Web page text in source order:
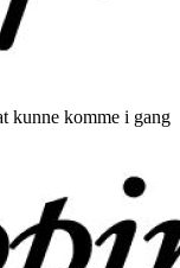
kunne komme i gang